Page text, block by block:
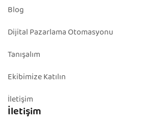
Blog
Dijital Pazarlama Otomasyonu
Tanışalım
Ekibimize Katılın
İletişim
İletişim